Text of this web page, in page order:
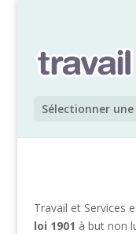
Sélectionner
Travail et Services
loi 1901 à but non